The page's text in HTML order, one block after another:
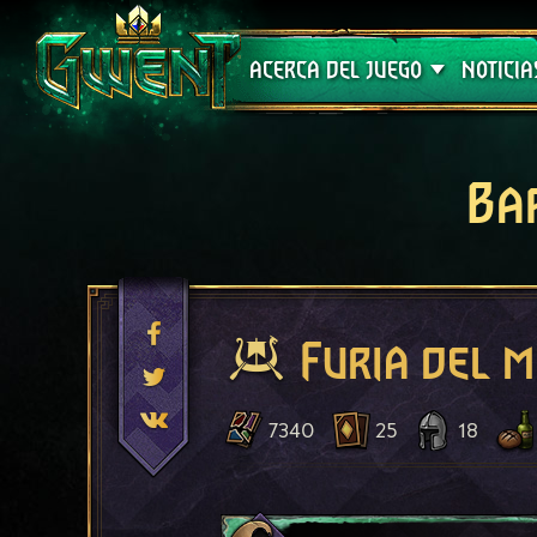
ACERCA DEL JUEGO
Soporte técnico
Furia del
7340 25 18